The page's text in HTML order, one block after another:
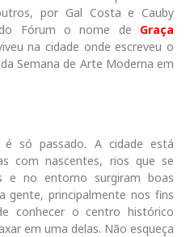
por Gal Costa e Cauby
Fórum o nome de Graça
na cidade onde escreveu o
Semana de Arte Moderna em
é só passado. A cidade está
com nascentes, rios que se
e no entorno surgiram boas
gente, principalmente nos fins
conhecer o centro histórico
em uma delas. Não esqueça